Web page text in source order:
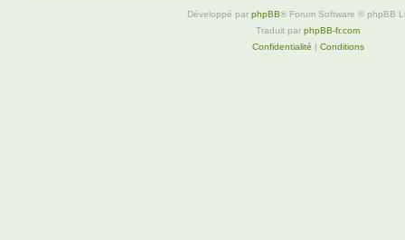
Développé par phpBB® Forum Software © phpBB
Traduit par phpBB-fr.com
Confidentialité | Conditions